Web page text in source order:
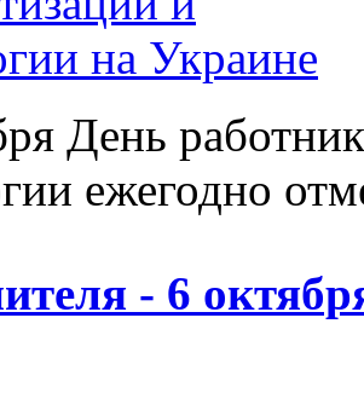
День
ежегодно
- 6